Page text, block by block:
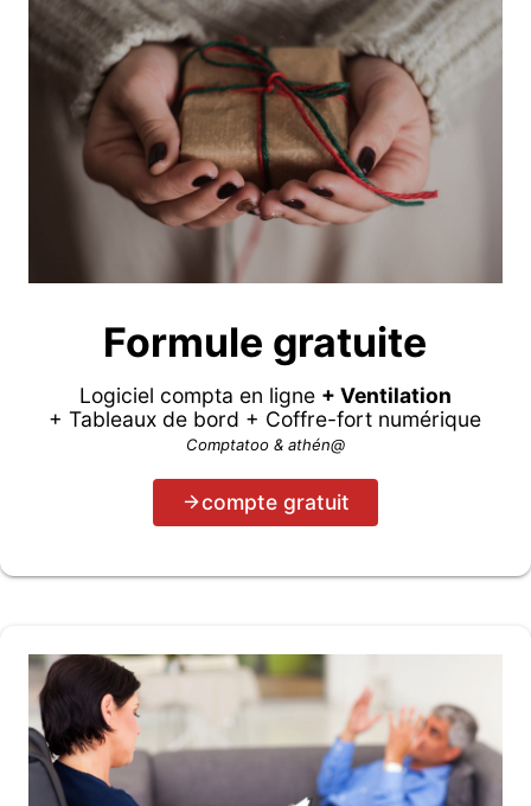
Formule gratuite
Logiciel compta en ligne + Ventilation
+ Tableaux de bord + Coffre-fort numérique
Comptatoo & athén@
compte gratuit